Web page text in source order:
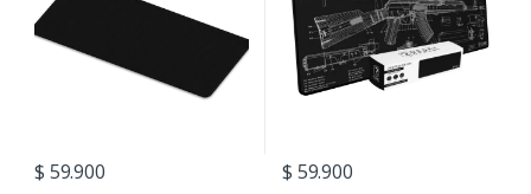
$ 59.900 $ 59.900